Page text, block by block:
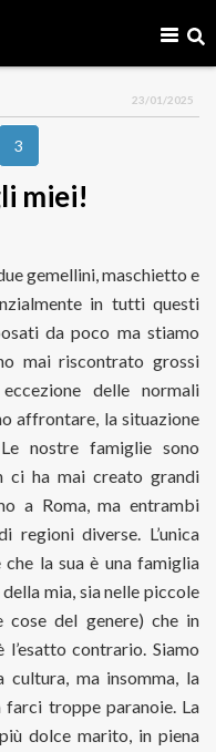
23/01/2025
3
miei!
gemellini, maschietto e
in tutti questi
da poco ma stiamo
mai riscontrato grossi
delle normali
affrontare, la situazione
nostre famiglie sono
ci ha mai creato grandi
a Roma, ma entrambi
regioni diverse. L’unica
la sua è una famiglia
mia, sia nelle piccole
cose del genere) che in
contrario. Siamo
ma insomma, la
farci troppe paranoie. La
dolce marito, in piena